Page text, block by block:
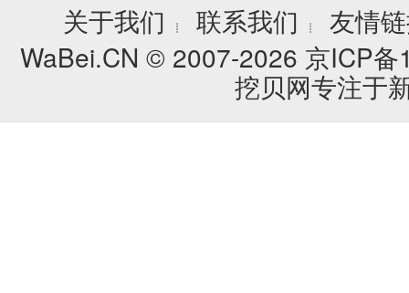
关于我们
┊ 联系我们 ┊
友情
WaBei.CN © 2007-2026 京ICP
挖贝网专注于